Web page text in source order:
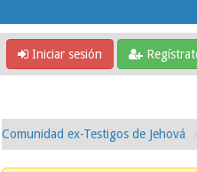
Iniciar sesión
Comunidad ex-Testigos de Jehová